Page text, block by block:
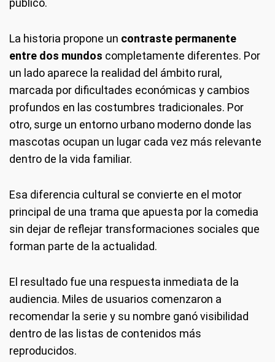
público.
La historia propone un contraste permanente
entre dos mundos completamente diferentes. Por
un lado aparece la realidad del ámbito rural,
marcada por dificultades económicas y cambios
profundos en las costumbres tradicionales. Por
otro, surge un entorno urbano moderno donde las
mascotas ocupan un lugar cada vez más relevante
dentro de la vida familiar.
Esa diferencia cultural se convierte en el motor
principal de una trama que apuesta por la comedia
sin dejar de reflejar transformaciones sociales que
forman parte de la actualidad.
El resultado fue una respuesta inmediata de la
audiencia. Miles de usuarios comenzaron a
recomendar la serie y su nombre ganó visibilidad
dentro de las listas de contenidos más
reproducidos.